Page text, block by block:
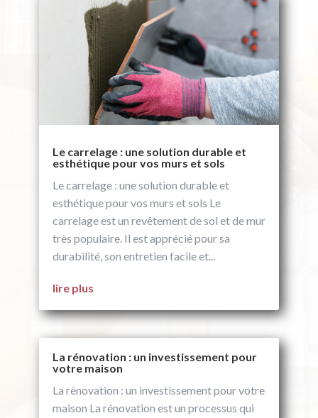
Le carrelage : une solution durable et
esthétique pour vos murs et sols
Le carrelage : une solution durable et
esthétique pour vos murs et sols Le
carrelage est un revêtement de sol et de mur
très populaire. Il est apprécié pour sa
durabilité, son entretien facile et...
lire plus
La rénovation : un investissement pour
votre maison
La rénovation : un investissement pour votre
maison La rénovation est un processus qui